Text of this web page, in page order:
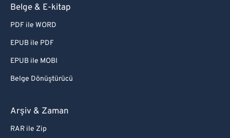
Belge & E-kitap
PDF ile WORD
EPUB ile PDF
EPUB ile MOBI
Belge Dönüştürücü
Arşiv & Zaman
RAR ile Zip